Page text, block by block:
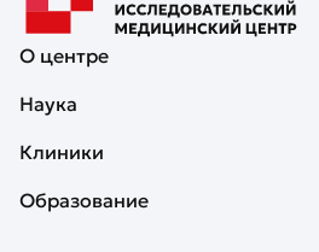
О центре
Наука
Клиники
Образование